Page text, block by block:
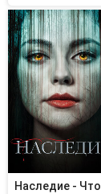
Наследие - Что